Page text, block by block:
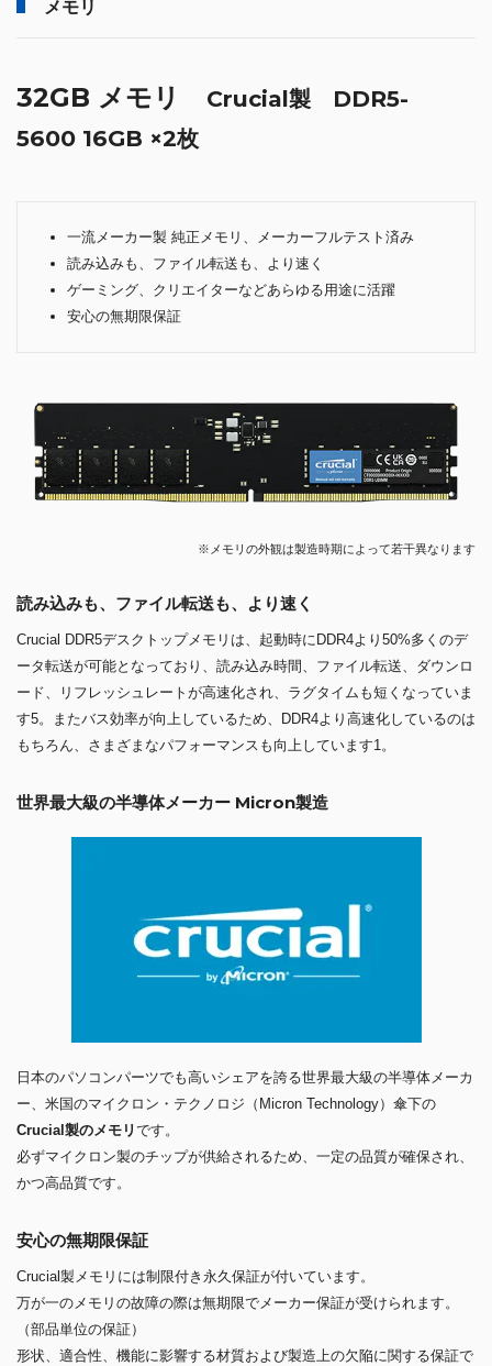
メモリ
32GB メモリ
Crucial製 DDR5-
5600 16GB ×2枚
一流メーカー製 純正メモリ、メーカーフルテスト済み
読み込みも、ファイル転送も、より速く
ゲーミング、クリエイターなどあらゆる用途に活躍
安心の無期限保証
※メモリの外観は製造時期によって若干異なります
読み込みも、ファイル転送も、より速く
Crucial DDR5デスクトップメモリは、起動時にDDR4より50%多くのデ
ータ転送が可能となっており、読み込み時間、ファイル転送、ダウンロ
ード、リフレッシュレートが高速化され、ラグタイムも短くなっていま
す5。またバス効率が向上しているため、DDR4より高速化しているのは
もちろん、さまざまなパフォーマンスも向上しています1。
世界最大級の半導体メーカー Micron製造
日本のパソコンパーツでも高いシェアを誇る世界最大級の半導体メーカ
ー、米国のマイクロン・テクノロジ（Micron Technology）傘下の
Crucial製のメモリです。
必ずマイクロン製のチップが供給されるため、一定の品質が確保され、
かつ高品質です。
安心の無期限保証
Crucial製メモリには制限付き永久保証が付いています。
万が一のメモリの故障の際は無期限でメーカー保証が受けられます。
（部品単位の保証）
形状、適合性、機能に影響する材質および製造上の欠陥に関する保証で